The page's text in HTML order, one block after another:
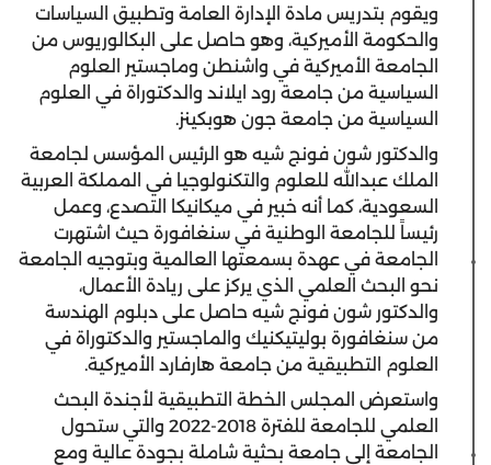
ويقوم بتدريس مادة الإدارة العامة وتطبيق السياسات
والحكومة الأميركية، وهو حاصل على البكالوريوس من
الجامعة الأميركية في واشنطن وماجستير العلوم
السياسية من جامعة رود ايلاند والدكتوراة في العلوم
السياسية من جامعة جون هوبكينز.
والدكتور شون فونج شيه هو الرئيس المؤسس لجامعة
الملك عبدالله للعلوم والتكنولوجيا في المملكة العربية
السعودية، كما أنه خبير في ميكانيكا التصدع، وعمل
رئيساً للجامعة الوطنية في سنغافورة حيث اشتهرت
الجامعة في عهدة بسمعتها العالمية وبتوجيه الجامعة
نحو البحث العلمي الذي يركز على ريادة الأعمال،
والدكتور شون فونج شيه حاصل على دبلوم الهندسة
من سنغافورة بوليتيكنيك والماجستير والدكتوراة في
العلوم التطبيقية من جامعة هارفارد الأميركية.
واستعرض المجلس الخطة التطبيقية لأجندة البحث
العلمي للجامعة للفترة 2018-2022 والتي ستحول
الجامعة إلى جامعة بحثية شاملة بجودة عالية ومع